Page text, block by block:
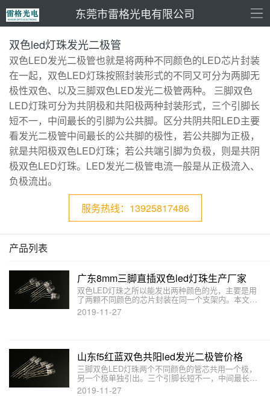
东莞市雷格光电有限公司
双色led灯珠发光二极管
双色LED发光二极管也就是将两种不同颜色的LED芯片封装
在一起，双色LED灯珠按照封装形式的不同又可分为两脚无
极性双色、以及三脚双色LED发光二极管两种。 三脚双色
LED灯珠可分为共阴极和共阳极两种封装形式，三个引脚长
短不一，中间最长的引脚为公共脚。区分共阴共阳LED主要
看发光二极管中间最长的公共脚的极性，若公共脚为正极，
就是共阳极双色LED灯珠；若公共端引脚为负极，则是共阴
极双色LED灯珠。LED发光二极管电流一般是从正极流入、
负极流出。
服务热线：13925817486
产品列表
广东8mm三脚直插双色led灯珠生产厂家
双色LED灯珠之所以能发出两种颜色的光，主要是用
了两颗不同颜色的芯片封装在同一个支架内。本文主
要介绍双色LED灯珠有哪些结构和形式，以及三脚共
阴共阳极双色LED灯珠的发光原理。
2019-11-27
山东f5红蓝双色共阳led发光二极管价格
三脚双色LED灯珠两个不同颜色的管芯共用一个极，
另一个极单独引出。三个引脚长短不一，中间最长的
公共脚为公共端。三脚双色LED灯珠除了两种本色光
之外，还有一种合成的混色光，所以双色LED灯珠可
2019-11-27